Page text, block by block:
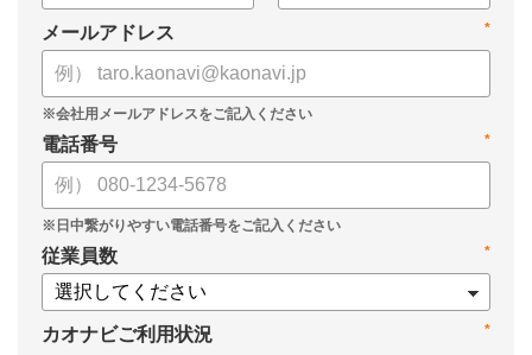
*
メールアドレス
*
電話番号
*
従業員数
*
カオナビご利用状況